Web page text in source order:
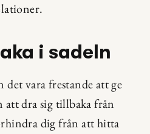
i sadeln
det vara frestande att ge
dra sig tillbaka från
dig från att hitta